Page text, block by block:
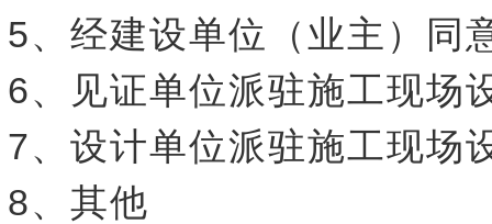
5、经建设单位（业主）同
6、见证单位派驻施工现场
7、设计单位派驻施工现场
8、其他